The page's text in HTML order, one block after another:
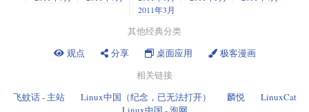
2011年3月
其他经典分类
观点
分享 桌面应用
极客漫画
相关链接
飞蚊话 - 主站
Linux中国（纪念，已无法打开） 麟悦
LinuxCat